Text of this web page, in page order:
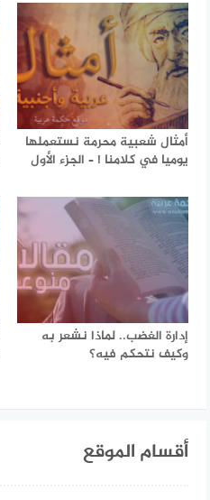
أمثال شعبية محرمة نستعملها
يوميا في كلامنا ! – الجزء الأول
إدارة الغضب.. لماذا نشعر به
وكيف نتحكم فيه؟
أقسام الموقع